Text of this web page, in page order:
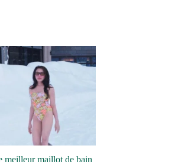
meilleur maillot de bain